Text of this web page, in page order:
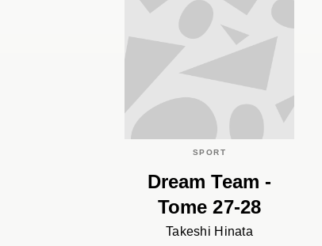
SPORT
Dream Team -
Tome 27-28
Takeshi Hinata